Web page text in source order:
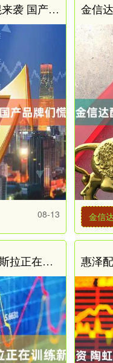
九八策略 日产N6插混来袭 国产品牌们慌不慌?
08-13 金信
叁鑫策略 马斯克：特斯拉正在训练新的FSD模型 可能会在下个月发布